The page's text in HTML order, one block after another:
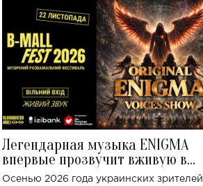
Легендарная музыка ENIGMA
впервые прозвучит вживую в
Украине: где состоится концерт
Осенью 2026 года украинских зрителей